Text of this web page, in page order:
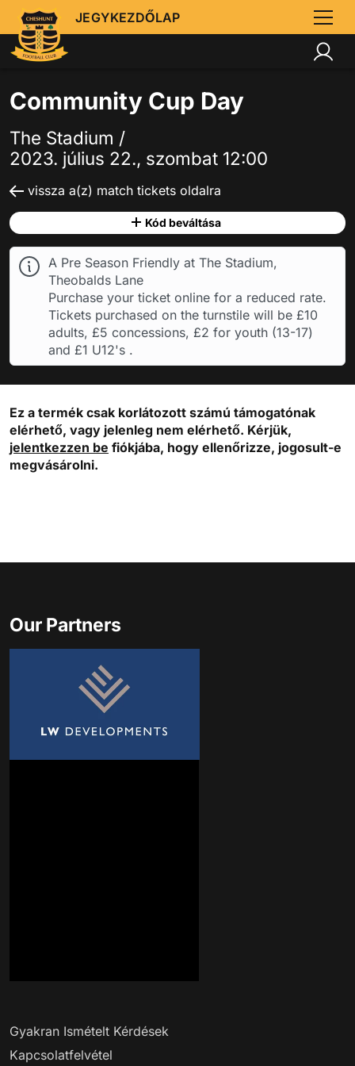
JEGYKEZDŐLAP
Community Cup Day
The Stadium /
2023. július 22., szombat 12:00
vissza a(z) match tickets oldalra
Kód beváltása
A Pre Season Friendly at The Stadium,
Theobalds Lane
Purchase your ticket online for a reduced rate.
Tickets purchased on the turnstile will be £10
adults, £5 concessions, £2 for youth (13-17)
and £1 U12's .
Ez a termék csak korlátozott számú támogatónak
elérhető, vagy jelenleg nem elérhető. Kérjük,
jelentkezzen be fiókjába, hogy ellenőrizze, jogosult-e
megvásárolni.
Gyakran Ismételt Kérdések
Kapcsolatfelvétel
Our Partners